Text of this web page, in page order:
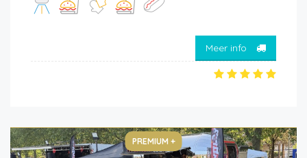
Meer info
PREMIUM +